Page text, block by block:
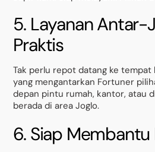
5. Layanan
Praktis
Tak perlu repot datang ke tempat
yang mengantarkan Fortuner
depan pintu rumah, kantor, atau
berada di area Joglo.
6. Siap Membantu